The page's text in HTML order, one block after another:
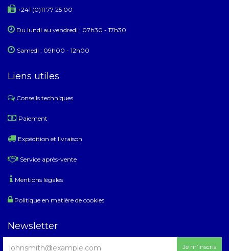
+241 (0)11 77 25 00
Du lundi au ​​vendredi : 07h30 - 17h30
Samedi : 09h00 - 12h00
Liens utiles
Conseils techniques
​ Paiement
Expédition et livraison
Service après-vente
Mentions légales
Politique en matière de cookies
Newsletter
Je m’inscris